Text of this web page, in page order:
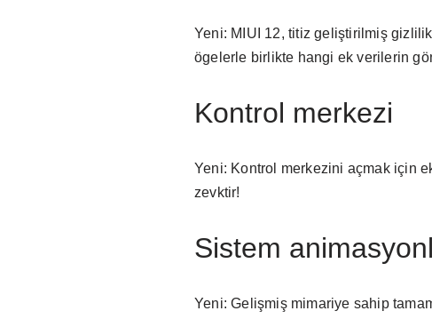
Yeni: MIUI 12, titiz geliştirilmiş
ögelerle birlikte hangi ek verilerin
Kontrol merkezi
Yeni: Kontrol merkezini açmak için
zevktir!
Sistem
Yeni: Gelişmiş mimariye sahip